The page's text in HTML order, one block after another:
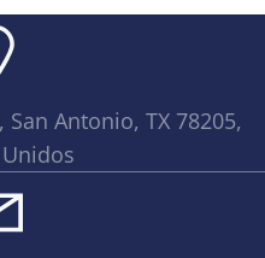
Antonio, TX 78205,